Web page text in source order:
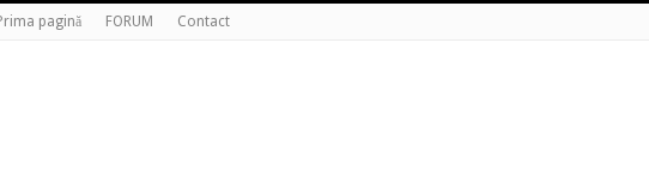
pagină FORUM Contact